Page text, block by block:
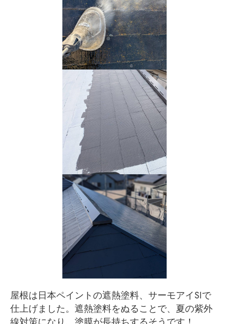
屋根は日本ペイントの遮熱塗料、サーモアイSIで
仕上げました。遮熱塗料をぬることで、夏の紫外